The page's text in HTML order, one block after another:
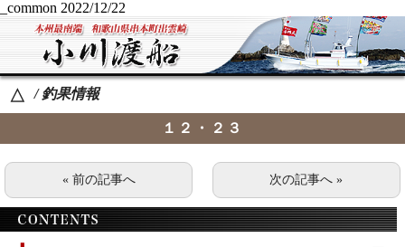
_common 2022/12/22
△ / 釣果情報
１２・２３
« 前の記事へ 次の記事へ »